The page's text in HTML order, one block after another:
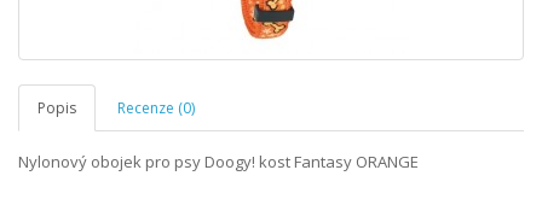
Popis Recenze (0)
Nylonový obojek pro psy Doogy! kost Fantasy ORANGE